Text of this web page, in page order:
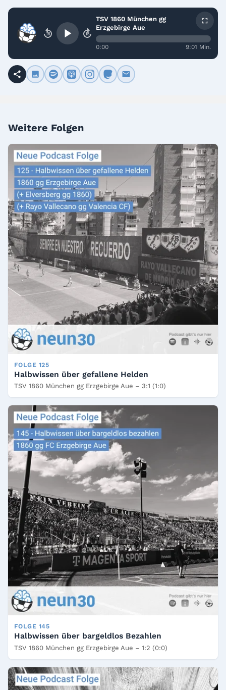
15 15
TSV 1860 München gg
Erzgebirge Aue
0:00 9:01 Min.
Weitere Folgen
FOLGE 125
Halbwissen über gefallene Helden
TSV 1860 München gg Erzgebirge Aue – 3:1 (1:0)
FOLGE 145
Halbwissen über bargeldlos Bezahlen
TSV 1860 München gg Erzgebirge Aue – 1:2 (0:0)